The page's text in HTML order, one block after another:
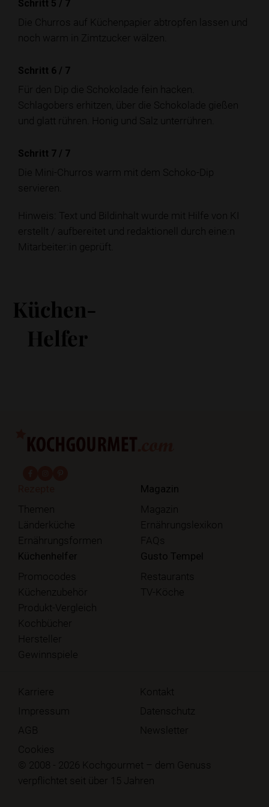
Schritt 5 / 7
Die Churros auf Küchenpapier abtropfen lassen und
noch warm in Zimtzucker wälzen.
Schritt 6 / 7
Für den Dip die Schokolade fein hacken.
Schlagobers erhitzen, über die Schokolade gießen
und glatt rühren. Honig und Salz unterrühren.
Schritt 7 / 7
Die Mini-Churros warm mit dem Schoko-Dip
servieren.
Hinweis: Text und Bildinhalt wurde mit Hilfe von KI
erstellt / aufbereitet und redaktionell durch eine:n
Mitarbeiter:in geprüft.
Küchen-
Helfer
Themen
Länderküche
Ernährungsformen
Magazin
Magazin
Ernährungslexikon
FAQs
Küchenhelfer
Promocodes
Küchenzubehör
Produkt-Vergleich
Kochbücher
Hersteller
Gewinnspiele
Gusto Tempel
Restaurants
TV-Köche
© 2008 - 2026 Kochgourmet – dem Genuss
verpflichtet seit über 15 Jahren
Karriere
Kontakt
Impressum
Datenschutz
AGB
Newsletter
Cookies